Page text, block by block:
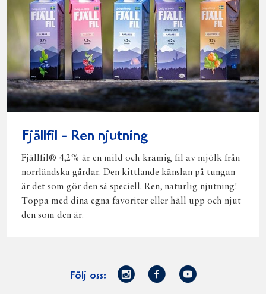
Fjällfil - Ren njutning
Fjällfil® 4,2% är en mild och krämig fil av mjölk från
norrländska gårdar. Den kittlande känslan på tungan
är det som gör den så speciell. Ren, naturlig njutning!
Toppa med dina egna favoriter eller häll upp och njut
den som den är.
Följ oss:
Norrmejerier
Facebook
Youtube